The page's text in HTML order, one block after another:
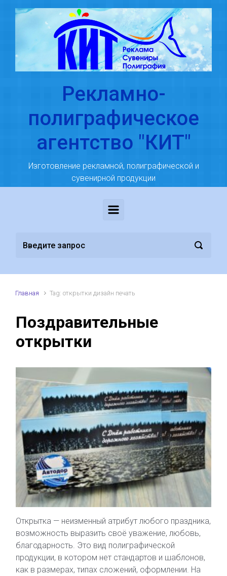
Skip to main content
Рекламно-
полиграфическое
агентство "КИТ"
Изготовление рекламной, полиграфической и
сувенирной продукции
Главная Tag: открытки дизайн печать
Поздравительные
открытки
Открытка — неизменный атрибут любого праздника,
возможность выразить своё уважение, любовь,
благодарность. Это вид полиграфической
продукции, в котором нет стандартов и шаблонов,
как в размерах, типах сложений, оформлении. На